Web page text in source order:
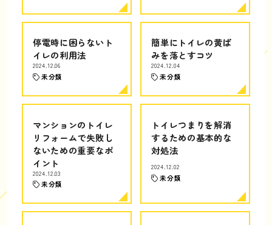
停電時に困らないト
イレの利用法
2024.12.06
未分類
簡単にトイレの黄ば
みを落とすコツ
2024.12.04
未分類
マンションのトイレ
リフォームで失敗し
ないための重要なポ
イント
2024.12.03
未分類
トイレつまりを解消
するための基本的な
対処法
2024.12.02
未分類